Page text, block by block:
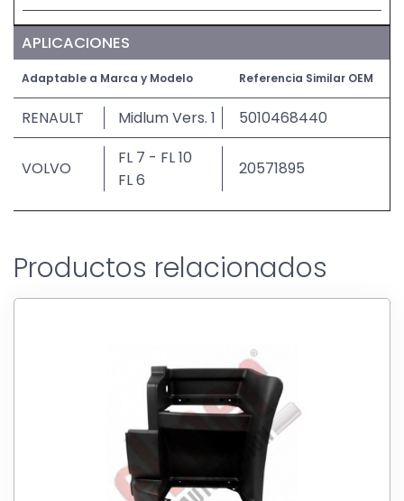
APLICACIONES
Adaptable a Marca y Modelo Referencia Similar OEM
RENAULT Midlum Vers. 1 5010468440
VOLVO
FL 7 - FL 10
FL 6
20571895
Productos relacionados